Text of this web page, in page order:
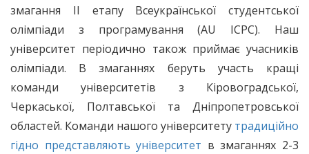
змагання ІІ етапу Всеукраїнської студентської
олімпіади з програмування (AU ICPC). Наш
університет періодично також приймає учасників
олімпіади. В змаганнях беруть участь кращі
команди університетів з Кіровоградської,
Черкаської, Полтавської та Дніпропетровської
областей. Команди нашого університету традиційно
гідно представляють університет в змаганнях 2-3